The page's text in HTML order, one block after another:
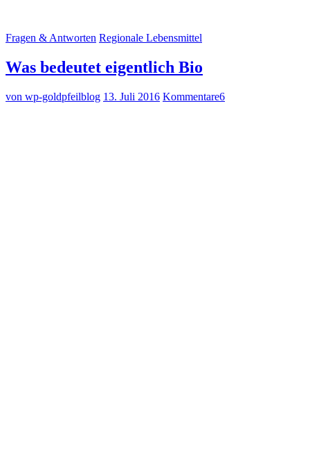
Fragen & Antworten Regionale Lebensmittel
Was bedeutet eigentlich Bio
von wp-goldpfeilblog 13. Juli 2016 Kommentare6